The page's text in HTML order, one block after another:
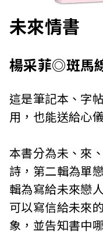
未來情書
楊采菲◎斑馬
這是筆記本、字
用，也能送給心
本書分為未、來
詩，第二輯為單
輯為寫給未來戀
可以寫信給未來
象，並告知書中